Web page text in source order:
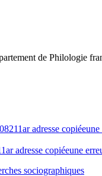
de Philologie
adresse copiéeune
adresse copiéeune
sociographiques